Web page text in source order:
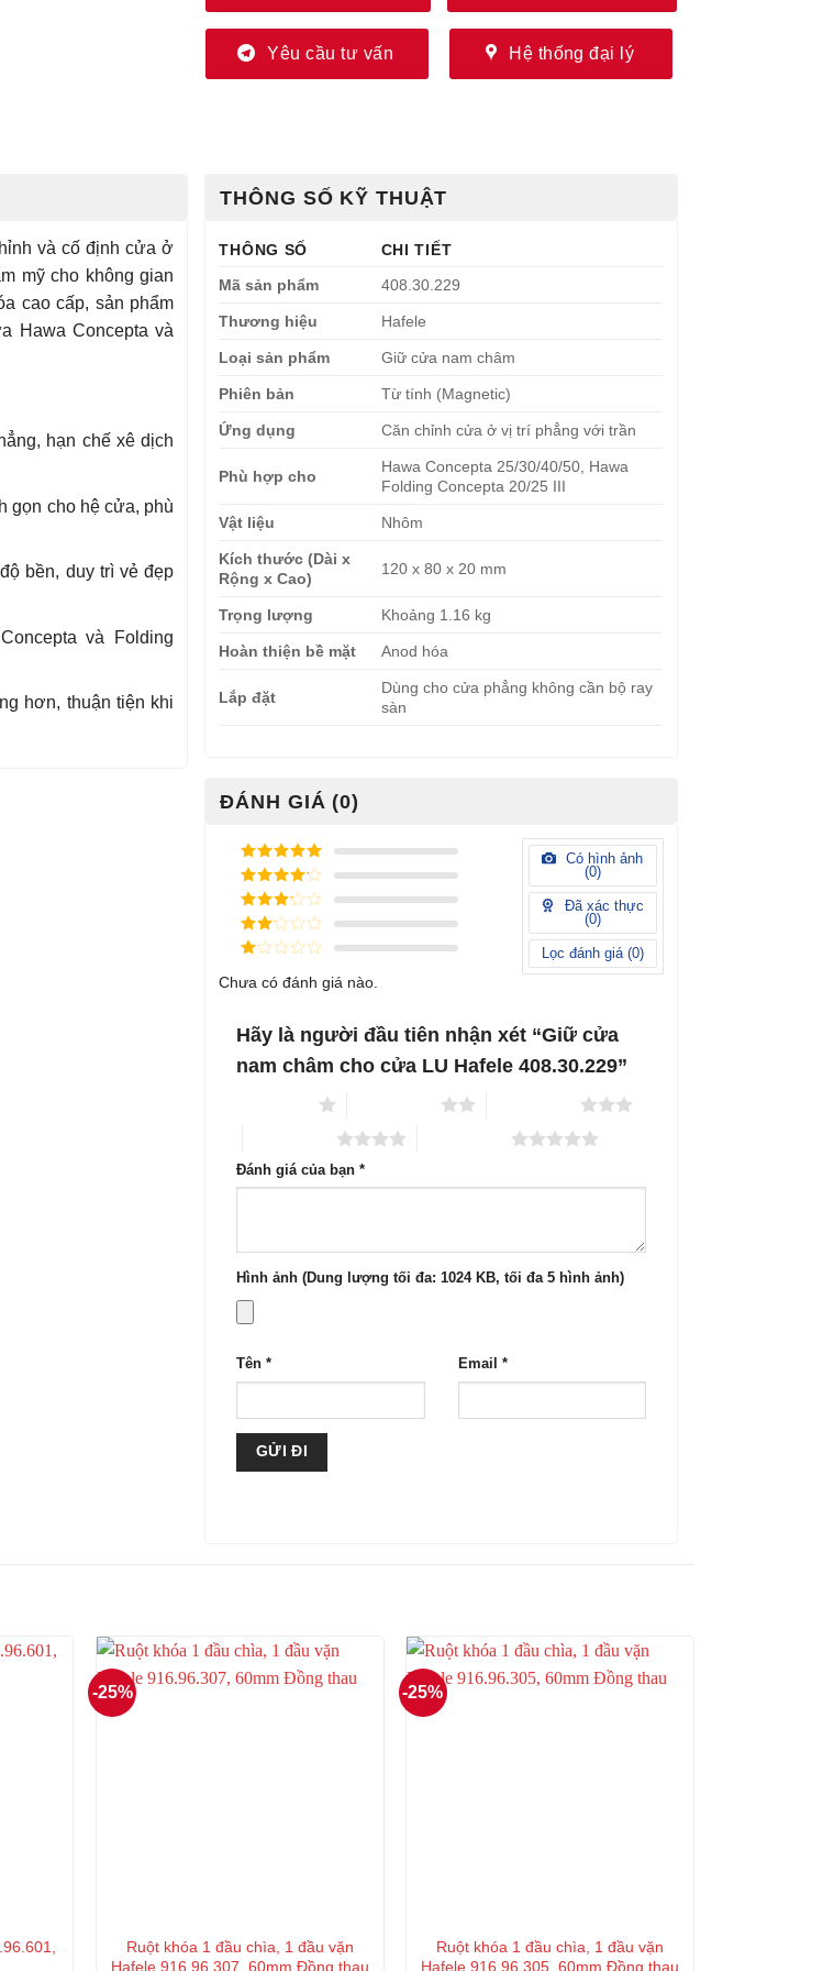
Yêu cầu tư vấn Hệ thống đại lý
và cố định cửa ở
mỹ cho không gian
cao cấp, sản phẩm
Hawa Concepta và
hạn chế xê dịch
gọn cho hệ cửa, phù
bền, duy trì vẻ đẹp
và Folding
hơn, thuận tiện khi
THÔNG SỐ KỸ THUẬT
THÔNG SỐ
CHI TIẾT
Mã sản phẩm
408.30.229
Thương hiệu Hafele
Loại sản phẩm Giữ cửa nam châm
Phiên bản Từ tính (Magnetic)
Ứng dụng Căn chỉnh cửa ở vị trí phẳng với trần
Phù hợp cho
Hawa Concepta 25/30/40/50, Hawa
Folding Concepta 20/25 III
Vật liệu Nhôm
Kích thước (Dài x
Rộng x Cao)
120 x 80 x 20 mm
Trọng lượng Khoảng 1.16 kg
Hoàn thiện bề mặt Anod hóa
Lắp đặt
Dùng cho cửa phẳng không cần bộ ray
sàn
ĐÁNH GIÁ (0)
Được xếp
hạng
5
5
sao
Được xếp
hạng
4
5
sao
Được
xếp
hạng3
Được
hạng
2 5
xếp
5
Có hình ảnh
(0)
Đã xác thực
(0)
Lọc đánh giá (0)
Chưa có đánh giá nào.
Hãy là người đầu tiên nhận xét “Giữ cửa
nam châm cho cửa LU Hafele 408.30.229”
Đánh giá của bạn*
Hình ảnh (Dung lượng tối đa: 1024 KB, tối đa 5 hình ảnh)
Tên* Email *
-25%
Ruột khóa 1 đầu chìa, 1 đầu vặn
Hafele 916.96.307, 60mm Đồng thau
-25%
Ruột khóa 1 đầu chìa, 1 đầu vặn
Hafele 916.96.305, 60mm Đồng thau